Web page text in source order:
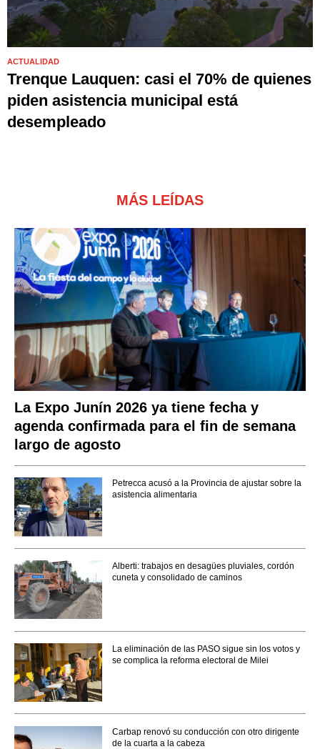
ACTUALIDAD
Trenque Lauquen: casi el 70% de quienes
piden asistencia municipal está
desempleado
MÁS LEÍDAS
La Expo Junín 2026 ya tiene fecha y
agenda confirmada para el fin de semana
largo de agosto
Petrecca acusó a la Provincia de ajustar sobre la
asistencia alimentaria
Alberti: trabajos en desagües pluviales, cordón
cuneta y consolidado de caminos
La eliminación de las PASO sigue sin los votos y
se complica la reforma electoral de Milei
Carbap renovó su conducción con otro dirigente
de la cuarta a la cabeza